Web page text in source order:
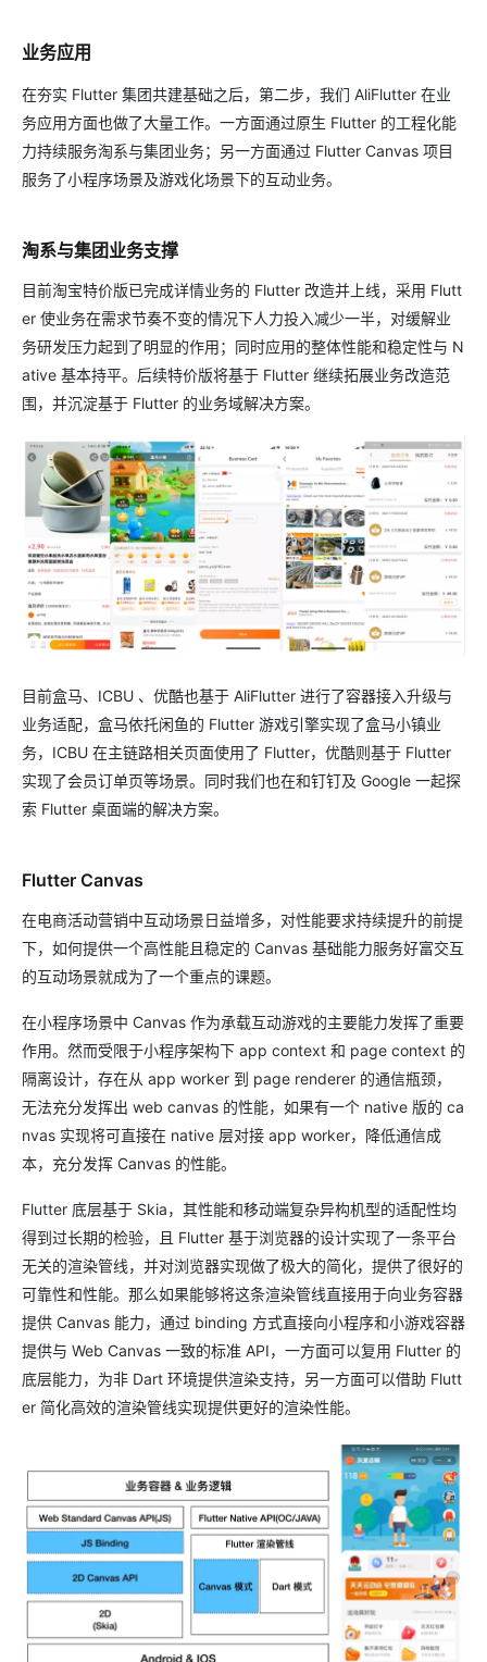
业务应用
在夯实 Flutter 集团共建基础之后，第二步，我们 AliFlutter 在业
务应用方面也做了大量工作。一方面通过原生 Flutter 的工程化能
力持续服务淘系与集团业务；另一方面通过 Flutter Canvas 项目
服务了小程序场景及游戏化场景下的互动业务。
淘系与集团业务支撑
目前淘宝特价版已完成详情业务的 Flutter 改造并上线，采用 Flutt
er 使业务在需求节奏不变的情况下人力投入减少一半，对缓解业
务研发压力起到了明显的作用；同时应用的整体性能和稳定性与 N
ative 基本持平。后续特价版将基于 Flutter 继续拓展业务改造范
围，并沉淀基于 Flutter 的业务域解决方案。
目前盒马、ICBU 、优酷也基于 AliFlutter 进行了容器接入升级与
业务适配，盒马依托闲鱼的 Flutter 游戏引擎实现了盒马小镇业
务，ICBU 在主链路相关页面使用了 Flutter，优酷则基于 Flutter
实现了会员订单页等场景。同时我们也在和钉钉及 Google 一起探
索 Flutter 桌面端的解决方案。
Flutter Canvas
在电商活动营销中互动场景日益增多，对性能要求持续提升的前提
下，如何提供一个高性能且稳定的 Canvas 基础能力服务好富交互
的互动场景就成为了一个重点的课题。
在小程序场景中 Canvas 作为承载互动游戏的主要能力发挥了重要
作用。然而受限于小程序架构下 app context 和 page context 的
隔离设计，存在从 app worker 到 page renderer 的通信瓶颈，
无法充分发挥出 web canvas 的性能，如果有一个 native 版的 ca
nvas 实现将可直接在 native 层对接 app worker，降低通信成
本，充分发挥 Canvas 的性能。
Flutter 底层基于 Skia，其性能和移动端复杂异构机型的适配性均
得到过长期的检验，且 Flutter 基于浏览器的设计实现了一条平台
无关的渲染管线，并对浏览器实现做了极大的简化，提供了很好的
可靠性和性能。那么如果能够将这条渲染管线直接用于向业务容器
提供 Canvas 能力，通过 binding 方式直接向小程序和小游戏容器
提供与 Web Canvas 一致的标准 API，一方面可以复用 Flutter 的
底层能力，为非 Dart 环境提供渲染支持，另一方面可以借助 Flutt
er 简化高效的渲染管线实现提供更好的渲染性能。